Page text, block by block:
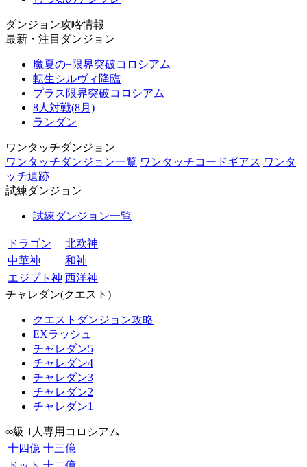
ダンジョン攻略情報
最新・注目ダンジョン
魔夏の+限界突破コロシアム
転生シルヴィ降臨
プラス限界突破コロシアム
8人対戦(8月)
ランダン
ワンタッチダンジョン
ワンタッチダンジョン一覧 ワンタッチコードギアス ワンタ
ッチ遺跡
試練ダンジョン
試練ダンジョン一覧
ドラゴン
北欧神
中華神
和神
エジプト神 西洋神
チャレダン(クエスト)
クエストダンジョン攻略
EXラッシュ
チャレダン5
チャレダン4
チャレダン3
チャレダン2
チャレダン1
∞級 1人専用コロシアム
十四億 十三億